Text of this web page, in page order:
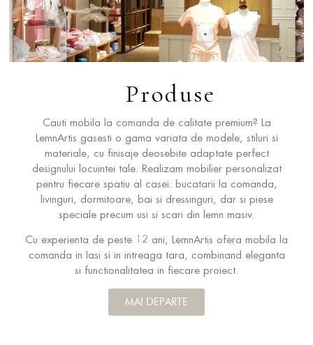
Produse
Cauti mobila la comanda de calitate premium? La
LemnArtis gasesti o gama variata de modele, stiluri si
materiale, cu finisaje deosebite adaptate perfect
designului locuintei tale. Realizam mobilier personalizat
pentru fiecare spatiu al casei: bucatarii la comanda,
livinguri, dormitoare, bai si dressinguri, dar si piese
speciale precum usi si scari din lemn masiv.
Cu experienta de peste 12 ani, LemnArtis ofera mobila la
comanda in Iasi si in intreaga tara, combinand eleganta
si functionalitatea in fiecare proiect.
MAI DEPARTE